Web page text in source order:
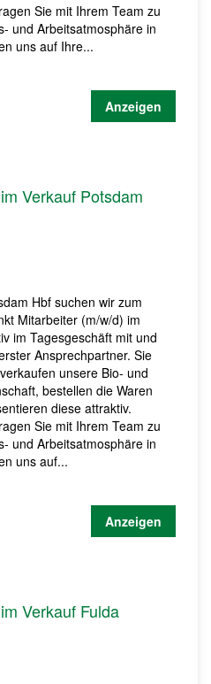
Sie mit Ihrem Team zu
und Arbeitsatmosphäre in
uns auf Ihre...
Anzeigen
Verkauf Potsdam
Hbf suchen wir zum
Mitarbeiter (m/w/d) im
im Tagesgeschäft mit und
Ansprechpartner. Sie
unsere Bio- und
bestellen die Waren
diese attraktiv.
Sie mit Ihrem Team zu
und Arbeitsatmosphäre in
uns auf...
Anzeigen
Verkauf Fulda